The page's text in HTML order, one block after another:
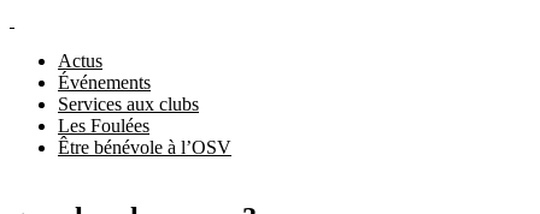
Actus
Événements
Services aux clubs
Les Foulées
Être bénévole à l’OSV